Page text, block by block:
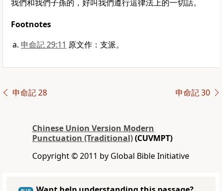
我們和我們子孫的，好叫我們遵行這律法上的一切話。
Footnotes
申命記 29:11 原文作：支派。
申命記 28 申命記 30
Chinese Union Version Modern
Punctuation (Traditional)(CUVMPT)
Copyright © 2011 by Global Bible Initiative